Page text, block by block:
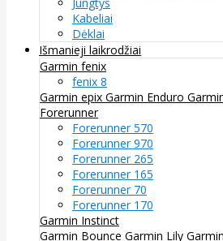
Kabeliai
Dėklai
Išmanieji laikrodžiai
Garmin fenix
fenix 8
Garmin epix Garmin Enduro
Forerunner
Forerunner 570
Forerunner 970
Forerunner 265
Forerunner 165
Forerunner 70
Forerunner 170
Garmin Instinct
Garmin Bounce Garmin Lily